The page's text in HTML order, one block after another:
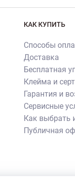
КАК КУПИТЬ
Способы
Доставка
Бесплатная
Клейма и
Гарантия и
Сервисные
Как выбрать
Публичная